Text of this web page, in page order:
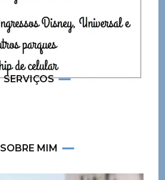
SERVIÇOS
SOBRE MIM